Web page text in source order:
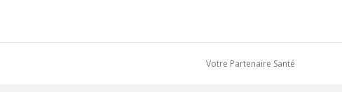
Votre Partenaire Santé